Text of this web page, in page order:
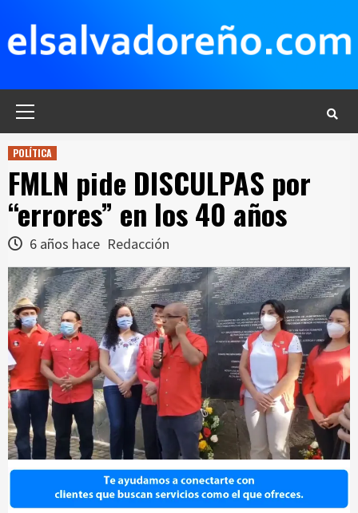
contenido
POLÍTICA
FMLN pide DISCULPAS por
“errores” en los 40 años
6 años hace Redacción